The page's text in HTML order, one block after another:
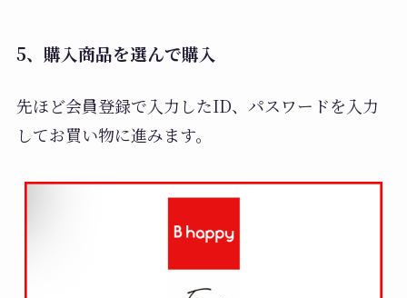
5、購入商品を選んで購入
先ほど会員登録で入力したID、パスワードを入力
してお買い物に進みます。